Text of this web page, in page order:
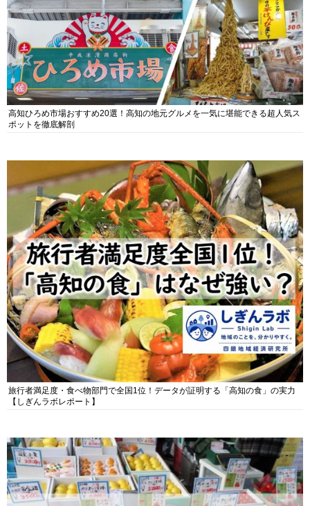
高知ひろめ市場おすすめ20選！高知の地元グルメを一気に堪能できる超人気ス
ポットを徹底解剖
旅行者満足度・食べ物部門で全国1位！データが証明する「高知の食」の実力
【しぎんラボレポート】